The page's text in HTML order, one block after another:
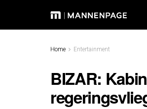
Home Entertainment
BIZAR: